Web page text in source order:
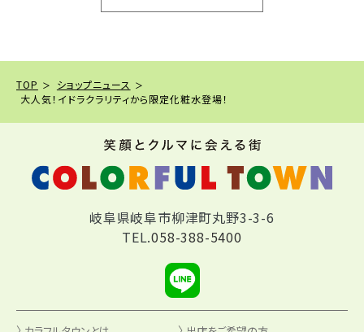
TOP
ショップニュース
大人気！イドラクラリティから限定化粧水登場！
岐阜県岐阜市柳津町丸野3-3-6
TEL.058-388-5400